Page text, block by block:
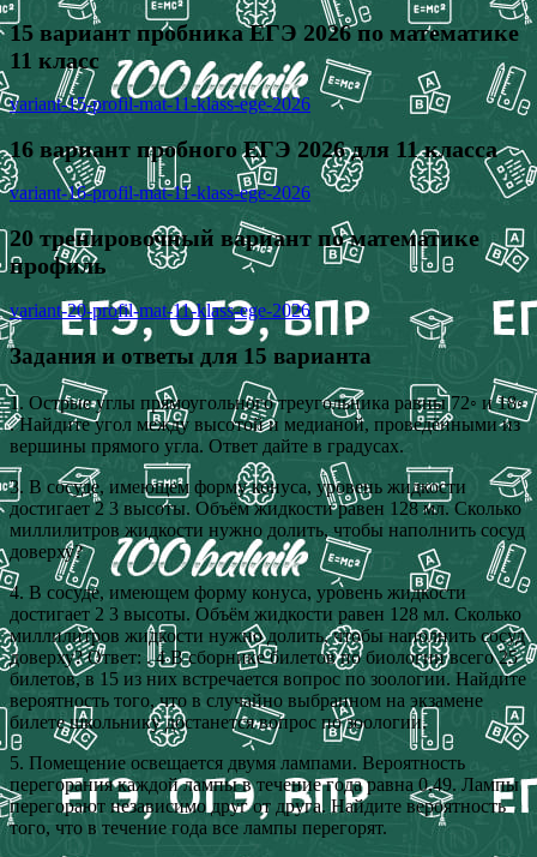
15 вариант пробника ЕГЭ 2026 по математике
11 класс
variant-15-profil-mat-11-klass-ege-2026
16 вариант пробного ЕГЭ 2026 для 11 класса
variant-16-profil-mat-11-klass-ege-2026
20 тренировочный вариант по математике
профиль
variant-20-profil-mat-11-klass-ege-2026
Задания и ответы для 15 варианта
1. Острые углы прямоугольного треугольника равны 72◦ и 18◦
. Найдите угол между высотой и медианой, проведёнными из
вершины прямого угла. Ответ дайте в градусах.
3. В сосуде, имеющем форму конуса, уровень жидкости
достигает 2 3 высоты. Объём жидкости равен 128 мл. Сколько
миллилитров жидкости нужно долить, чтобы наполнить сосуд
доверху?
4. В сосуде, имеющем форму конуса, уровень жидкости
достигает 2 3 высоты. Объём жидкости равен 128 мл. Сколько
миллилитров жидкости нужно долить, чтобы наполнить сосуд
доверху? Ответ: . 4 В сборнике билетов по биологии всего 25
билетов, в 15 из них встречается вопрос по зоологии. Найдите
вероятность того, что в случайно выбранном на экзамене
билете школьнику достанется вопрос по зоологии.
5. Помещение освещается двумя лампами. Вероятность
перегорания каждой лампы в течение года равна 0,49. Лампы
перегорают независимо друг от друга. Найдите вероятность
того, что в течение года все лампы перегорят.